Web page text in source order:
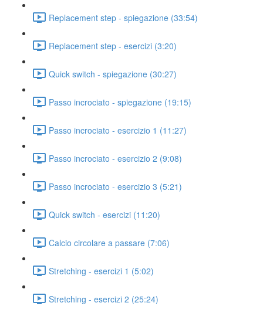
Replacement step - spiegazione (33:54)
Replacement step - esercizi (3:20)
Quick switch - spiegazione (30:27)
Passo incrociato - spiegazione (19:15)
Passo incrociato - esercizio 1 (11:27)
Passo incrociato - esercizio 2 (9:08)
Passo incrociato - esercizio 3 (5:21)
Quick switch - esercizi (11:20)
Calcio circolare a passare (7:06)
Stretching - esercizi 1 (5:02)
Stretching - esercizi 2 (25:24)